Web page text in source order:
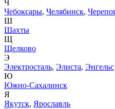
Ч
Чебоксары, Челябинск,
Ш
Шахты
Щ
Щелково
Э
Электросталь, Элиста, Энгельс
Ю
Южно-Сахалинск
Я
Якутск, Ярославль